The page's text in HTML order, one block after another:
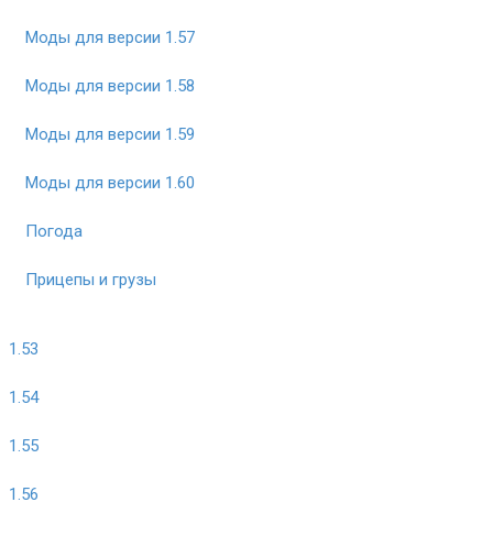
Моды для версии 1.57
Моды для версии 1.58
Моды для версии 1.59
Моды для версии 1.60
Погода
Прицепы и грузы
1.53
1.54
1.55
1.56